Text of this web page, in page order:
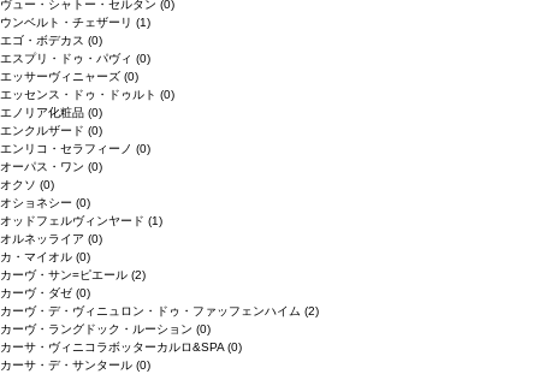
ヴュー・シャトー・セルタン (0)
ウンベルト・チェザーリ (1)
エゴ・ボデカス (0)
エスプリ・ドゥ・パヴィ (0)
エッサーヴィニャーズ (0)
エッセンス・ドゥ・ドゥルト (0)
エノリア化粧品 (0)
エンクルザード (0)
エンリコ・セラフィーノ (0)
オーパス・ワン (0)
オクソ (0)
オショネシー (0)
オッドフェルヴィンヤード (1)
オルネッライア (0)
カ・マイオル (0)
カーヴ・サン=ピエール (2)
カーヴ・ダゼ (0)
カーヴ・デ・ヴィニュロン・ドゥ・ファッフェンハイム (2)
カーヴ・ラングドック・ルーション (0)
カーサ・ヴィニコラボッターカルロ&SPA (0)
カーサ・デ・サンタール (0)